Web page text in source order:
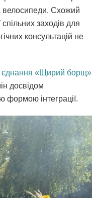
велосипеди. Схожий
заходів для
консультацій не
єднання «Щирий борщ»
досвідом
формою інтеграції.